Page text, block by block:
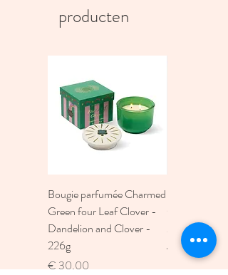
producten
Bougie parfumée Charmed
Green four Leaf Clover -
Dandelion and Clover -
226g
Prijs
€ 30,00
Moon
Prijs
€ 30,00